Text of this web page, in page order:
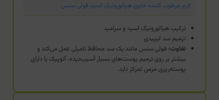
کرم مرطوب کننده حاوی هیالورونیک اسید فولی سنس
ترکیب هیالورونیک اسید و سرامید
ترمیم سد لیپیدی
تفاوت: فولی سنس مانند یک سد محافظ نامرئی عمل می‌کند و
بیشتر بر روی ترمیم پوست‌های بسیار آسیب‌دیده، آتوپیک یا دارای
پوسته‌ریزی مزمن تمرکز دارد.